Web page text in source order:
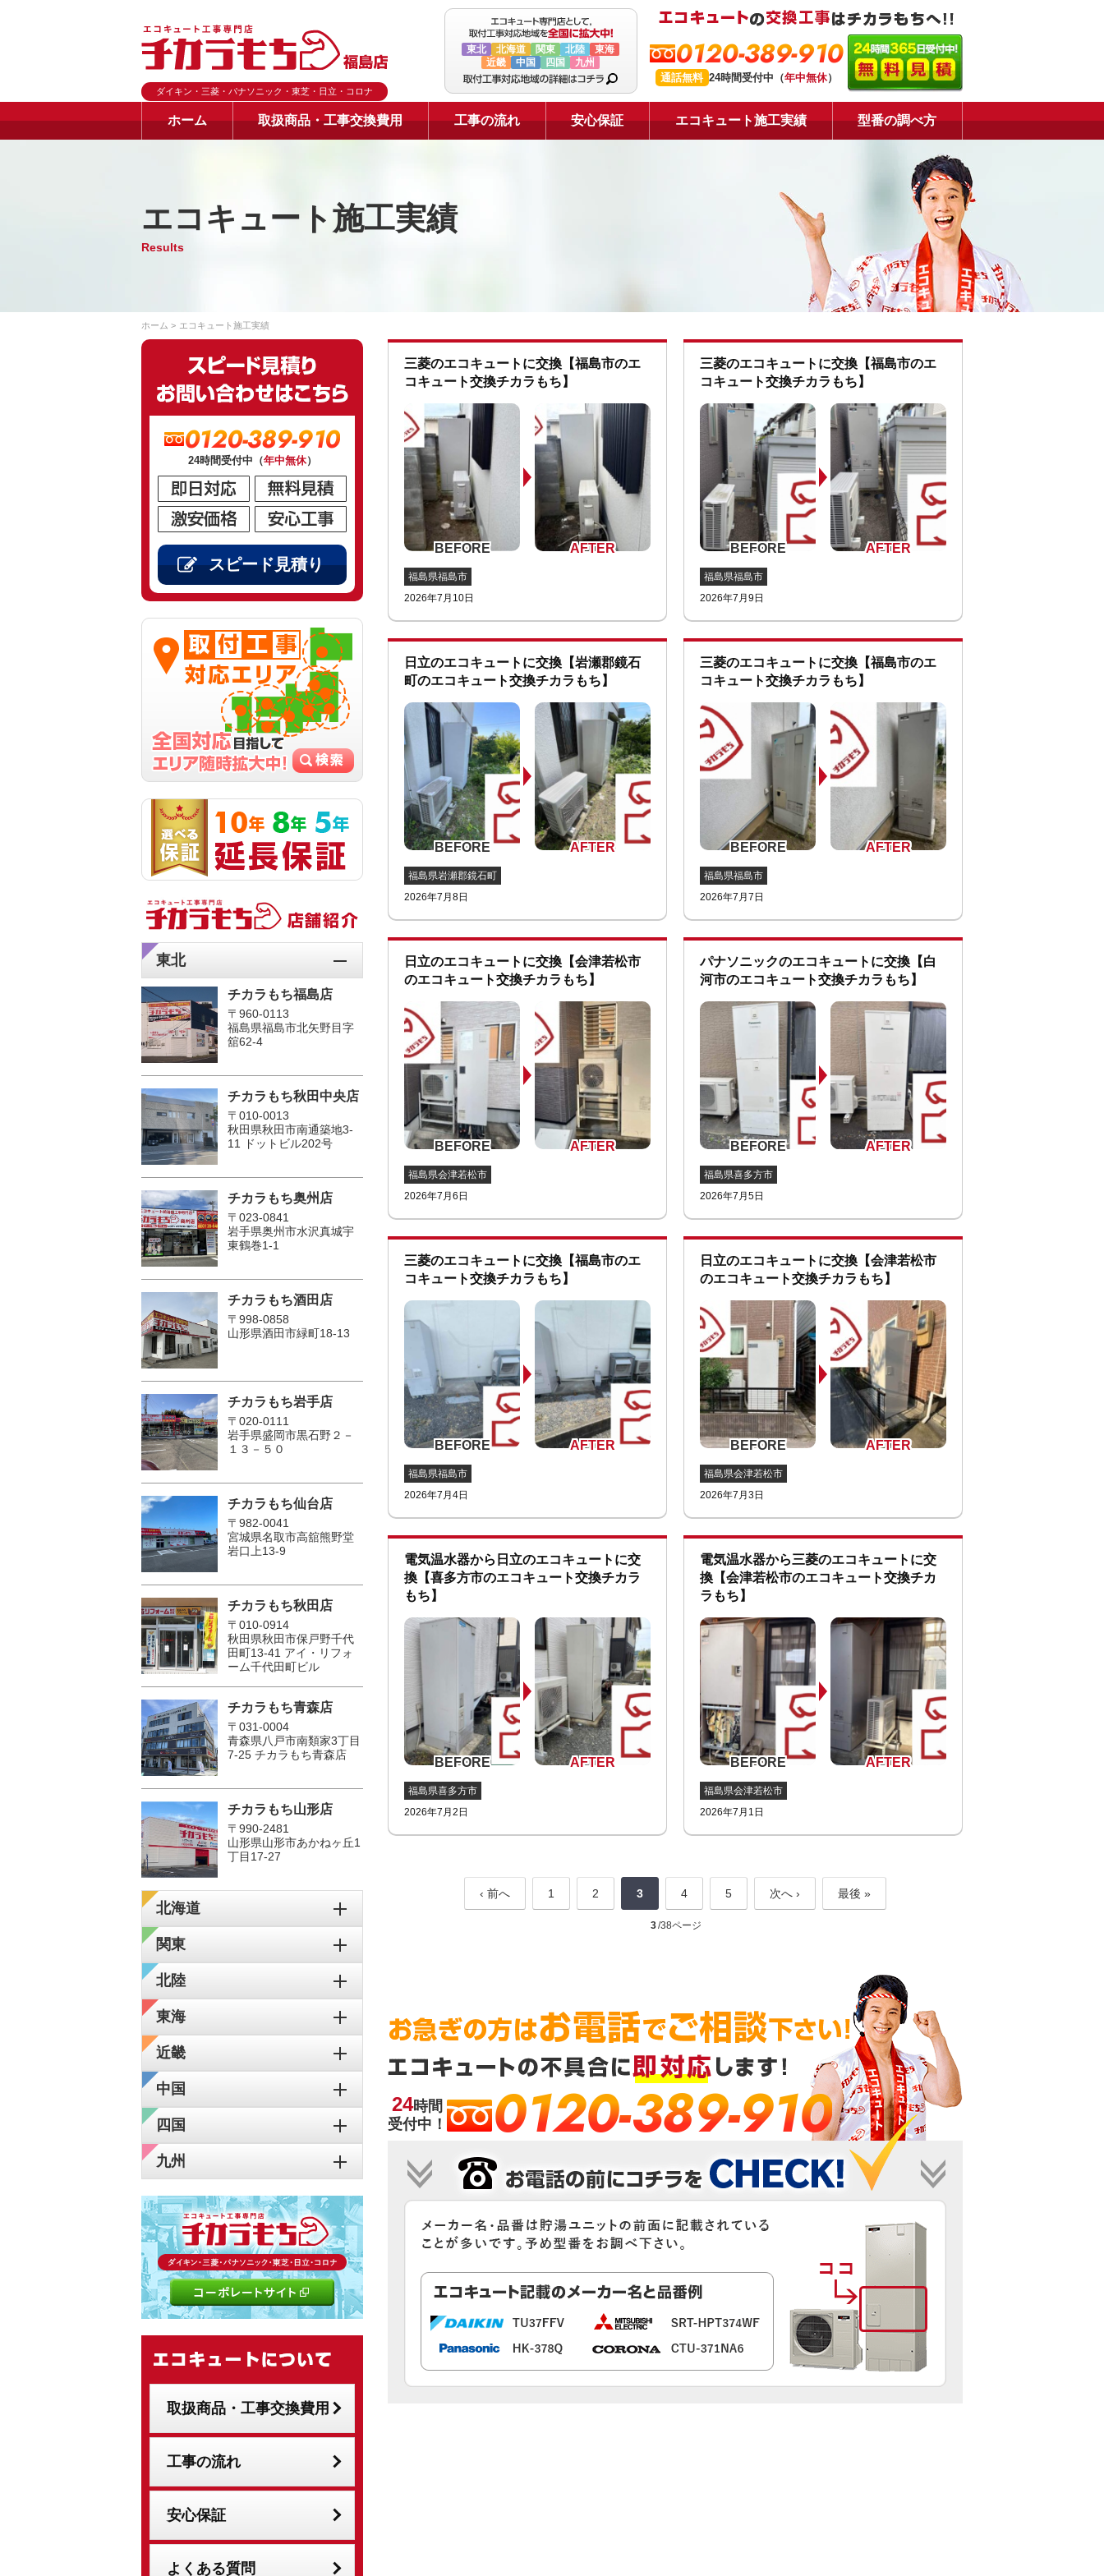
ダイキン・三菱・パナソニック・東芝・日立・コロナ
東北 北海道 関東 北陸
東海
近畿
中国 四国 九州 0120-389-910
通話無料 24時間受付中（年中無休）
ホーム 取扱商品・工事交換費用 工事の流れ 安心保証 エコキュート施工実績 型番の調べ方
エコキュート施工実績
Results
ホーム エコキュート施工実績
三菱のエコキュートに交換【福島市のエ
コキュート交換チカラもち】
福島県福島市
2026年7月10日
三菱のエコキュートに交換【福島市のエ
コキュート交換チカラもち】
福島県福島市
2026年7月9日
日立のエコキュートに交換【岩瀬郡鏡石
町のエコキュート交換チカラもち】
福島県岩瀬郡鏡石町
2026年7月8日
三菱のエコキュートに交換【福島市のエ
コキュート交換チカラもち】
福島県福島市
2026年7月7日
日立のエコキュートに交換【会津若松市
のエコキュート交換チカラもち】
福島県会津若松市
2026年7月6日
パナソニックのエコキュートに交換【白
河市のエコキュート交換チカラもち】
福島県喜多方市
2026年7月5日
三菱のエコキュートに交換【福島市のエ
コキュート交換チカラもち】
福島県福島市
2026年7月4日
日立のエコキュートに交換【会津若松市
のエコキュート交換チカラもち】
福島県会津若松市
2026年7月3日
電気温水器から日立のエコキュートに交
換【喜多方市のエコキュート交換チカラ
もち】
福島県喜多方市
2026年7月2日
電気温水器から三菱のエコキュートに交
換【会津若松市のエコキュート交換チカ
ラもち】
福島県会津若松市
2026年7月1日
‹ 前へ 1 2 3 4 5 次へ › 最後 »
3/38ページ
24時間
受付中！
0120-389-910
0120-389-910
24時間受付中（年中無休）
スピード見積り
東北
チカラもち福島店
〒960-0113
福島県福島市北矢野目字
舘62-4
チカラもち秋田中央店
〒010-0013
秋田県秋田市南通築地3-
11 ドットビル202号
チカラもち奥州店
〒023-0841
岩手県奥州市水沢真城宇
東鶴巻1‐1
チカラもち酒田店
〒998-0858
山形県酒田市緑町18-13
チカラもち岩手店
〒020-0111
岩手県盛岡市黒石野２－
１３－５０
チカラもち仙台店
〒982-0041
宮城県名取市高舘熊野堂
岩口上13‐9
チカラもち秋田店
〒010-0914
秋田県秋田市保戸野千代
田町13-41 アイ・リフォ
ーム千代田町ビル
チカラもち青森店
〒031-0004
青森県八戸市南類家3丁目
7-25 チカラもち青森店
チカラもち山形店
〒990-2481
山形県山形市あかねヶ丘1
丁目17-27
北海道
関東
北陸
東海
近畿
中国
四国
九州
取扱商品・工事交換費用
工事の流れ
安心保証
よくある質問